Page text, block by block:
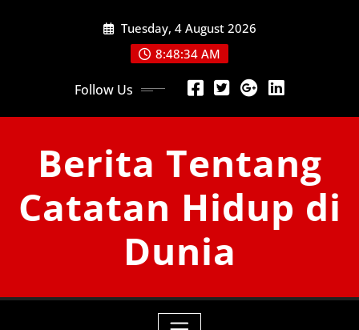
Tuesday, 4 August 2026
8:48:36 AM
Follow Us
Berita Tentang
Catatan Hidup di
Dunia